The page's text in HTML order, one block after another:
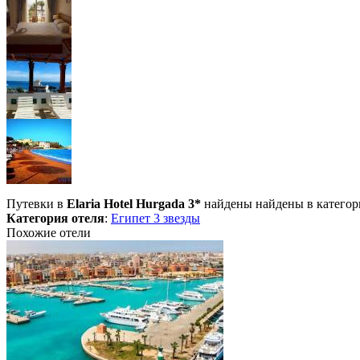
Путевки в Elaria Hotel Hurgada 3* найдены найдены в
Категория отеля: Египет 3 звезды
Похожие отели